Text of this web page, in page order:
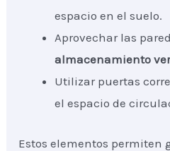
espacio en el suelo.
Aprovechar las
almacenamiento
Utilizar puertas
el espacio de
Estos elementos permiten